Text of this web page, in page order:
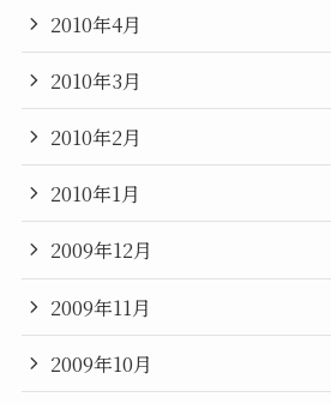
2010年4月
2010年3月
2010年2月
2010年1月
2009年12月
2009年11月
2009年10月